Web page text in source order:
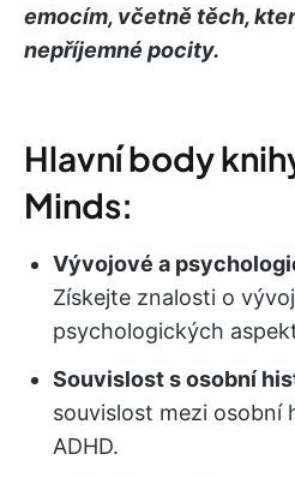
emocím, včetně těch,
nepříjemné pocity.
Hlavní body
Minds:
Vývojové a
Získejte znalosti o
psychologických
Souvislost s osobní
souvislost mezi osobní
ADHD.